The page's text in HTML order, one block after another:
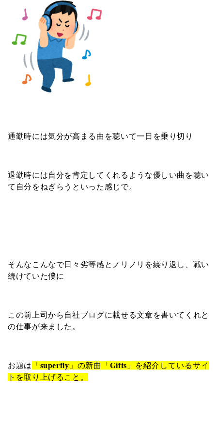
通勤時には気分が高まる曲を聴いて一日を乗り切り
退勤時には自分を肯定してくれるような優しい曲を聴い
て自分をねぎらうといった感じで。
そんなこんなで日々劣等感とノリノリを繰り返し、戦い
続けていた僕に
この前上司から自社ブログに載せる文章を書いてくれと
の仕事が来ました。
お題は 「 superfly 」の新曲「 Gifts 」を紹介しているサイ
トを取り上げること。